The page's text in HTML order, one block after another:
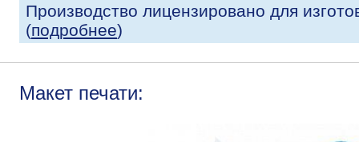
Производство лицензировано для
(подробнее)
Макет печати: